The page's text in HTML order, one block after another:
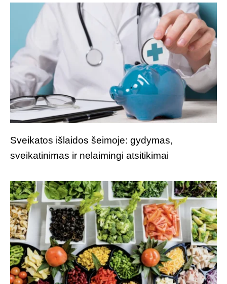
Sveikatos išlaidos šeimoje: gydymas,
sveikatinimas ir nelaimingi atsitikimai